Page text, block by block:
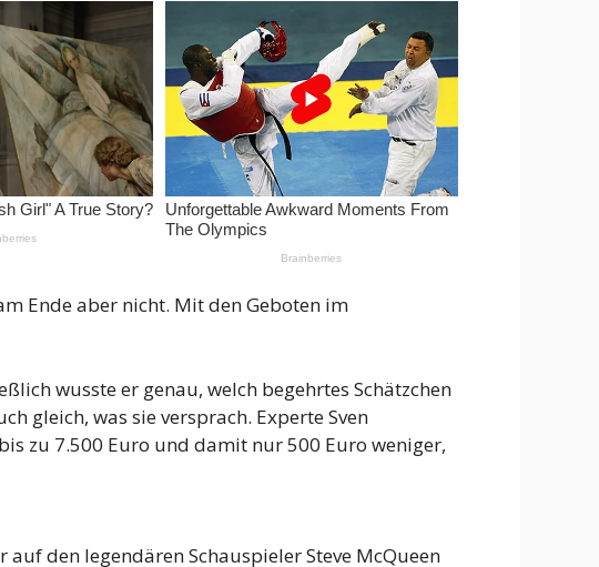
Ende aber nicht. Mit den Geboten im
wusste er genau, welch begehrtes Schätzchen
gleich, was sie versprach. Experte Sven
zu 7.500 Euro und damit nur 500 Euro weniger,
den legendären Schauspieler Steve McQueen